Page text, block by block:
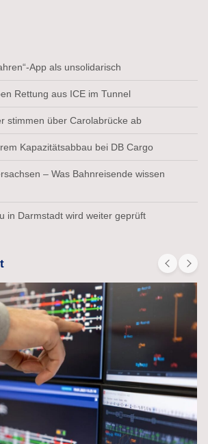
App als unsolidarisch
Rettung aus ICE im Tunnel
stimmen über Carolabrücke ab
Kapazitätsabbau bei DB Cargo
– Was Bahnreisende wissen
in Darmstadt wird weiter geprüft